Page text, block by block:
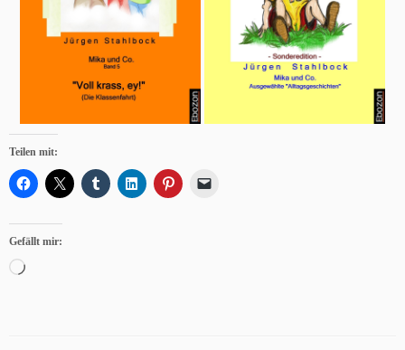
Teilen mit:
Gefällt mir:
Wird